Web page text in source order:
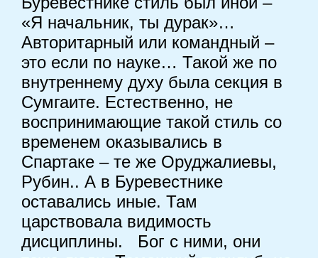
«Я начальник, ты дурак»…
Авторитарный или командный –
это если по науке… Такой же по
внутреннему духу была секция в
Сумгаите. Естественно, не
воспринимающие такой стиль со
временем оказывались в
Спартаке – те же Оруджалиевы,
Рубин.. А в Буревестнике
оставались иные. Там
царствовала видимость
дисциплины. Бог с ними, они